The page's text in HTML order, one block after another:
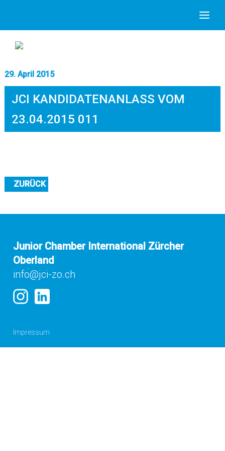
29. April 2015
JCI KANDIDATENANLASS VOM
23.04.2015 011
ZURÜCK
Junior Chamber International Zürcher
Oberland
info@jci-zo.ch
Impressum